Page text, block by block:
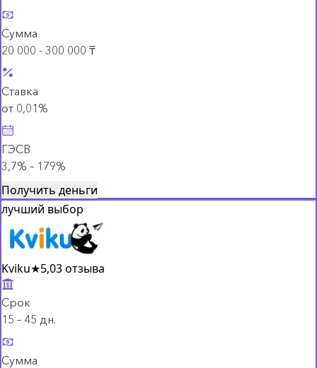
Сумма
20 000 - 300 000 ₸
Ставка
от 0,01%
ГЭСВ
3,7% – 179%
Получить деньги
лучший выбор
Kviku★5,03 отзыва
Срок
15 – 45 дн.
Сумма